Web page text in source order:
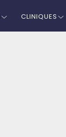
CLINIQUES